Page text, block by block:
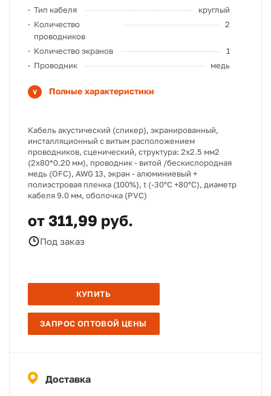
Тип кабеля
круглый
Количество
проводников
2
Количество экранов
1
Проводник
медь
Полные характеристики
Кабель акустический (спикер), экранированный,
инсталляционный с витым расположением
проводников, сценический, структура: 2х2.5 мм2
(2х80*0.20 мм), проводник - витой /бескислородная
медь (OFC), AWG 13, экран - алюминиевый +
полиэстровая пленка (100%), t (-30°C +80°C), диаметр
кабеля 9.0 мм, оболочка (PVC)
от 311,99 руб.
Под заказ
КУПИТЬ
ЗАПРОС ОПТОВОЙ ЦЕНЫ
Доставка